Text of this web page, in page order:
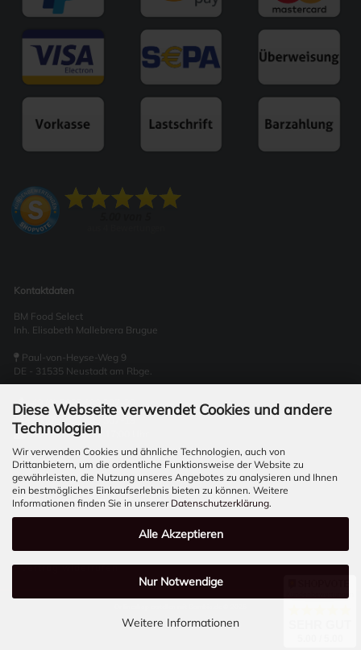
Diese Webseite verwendet Cookies und andere
Technologien
Wir verwenden Cookies und ähnliche Technologien, auch von
Drittanbietern, um die ordentliche Funktionsweise der Website zu
gewährleisten, die Nutzung unseres Angebotes zu analysieren und Ihnen
ein bestmögliches Einkaufserlebnis bieten zu können. Weitere
Informationen finden Sie in unserer Datenschutzerklärung.
Alle Akzeptieren
Nur Notwendige
Weitere Informationen
Kontaktdaten
BM Food Select
Inh. Elisabeth Mallebrera Brugue
Paul-von-Heyse-Weg 9
DE - 31535 Neustadt am Rbge.
+49 (0) 5032 / 89 307-20
+49 (0) 5032 / 89 307-19
Mo - Fr 08:00 bis 17:00 Uhr
www.derspanischegourmet.de
Kontakt aufnehmen
Vertrag widerrufen